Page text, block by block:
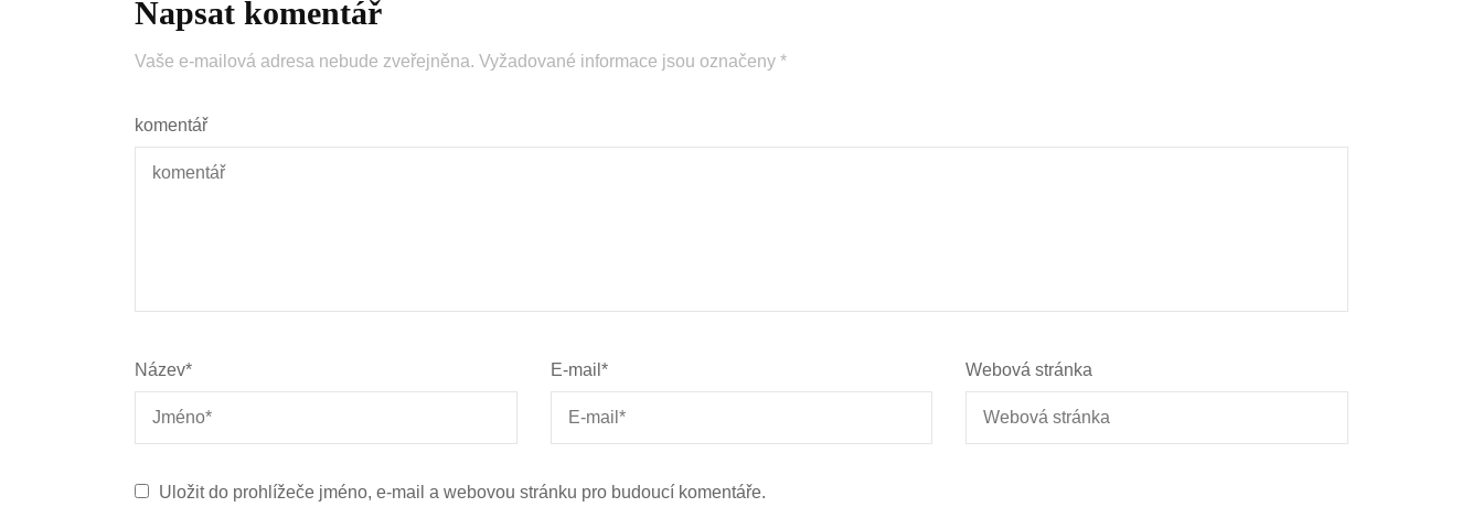
Napsat komentář
Vaše e-mailová adresa nebude zveřejněna. Vyžadované informace jsou označeny *
komentář
Název* E-mail * Webová stránka
Uložit do prohlížeče jméno, e-mail a webovou stránku pro budoucí komentáře.